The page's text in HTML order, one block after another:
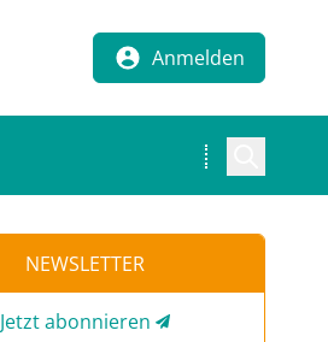
Anmelden
NEWSLETTER
Jetzt abonnieren